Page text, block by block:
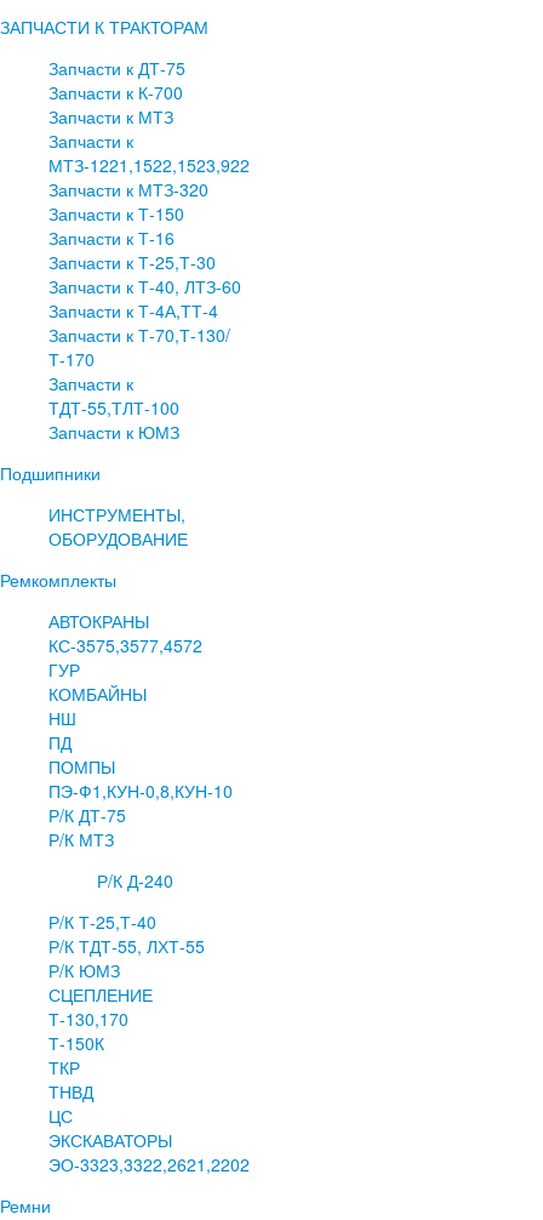
ЗАПЧАСТИ К ТРАКТОРАМ
Запчасти к ДТ-75
Запчасти к К-700
Запчасти к МТЗ
Запчасти к
МТЗ-1221,1522,1523,922
Запчасти к МТЗ-320
Запчасти к Т-150
Запчасти к Т-16
Запчасти к Т-25,Т-30
Запчасти к Т-40, ЛТЗ-60
Запчасти к Т-4А,ТТ-4
Запчасти к Т-70,Т-130/
Т-170
Запчасти к
ТДТ-55,ТЛТ-100
Запчасти к ЮМЗ
Подшипники
ИНСТРУМЕНТЫ,
ОБОРУДОВАНИЕ
Ремкомплекты
АВТОКРАНЫ
КС-3575,3577,4572
ГУР
КОМБАЙНЫ
НШ
ПД
ПОМПЫ
ПЭ-Ф1,КУН-0,8,КУН-10
Р/К ДТ-75
Р/К МТЗ
Р/К Д-240
Р/К Т-25,Т-40
Р/К ТДТ-55, ЛХТ-55
Р/К ЮМЗ
СЦЕПЛЕНИЕ
Т-130,170
Т-150К
ТКР
ТНВД
ЦС
ЭКСКАВАТОРЫ
ЭО-3323,3322,2621,2202
Ремни